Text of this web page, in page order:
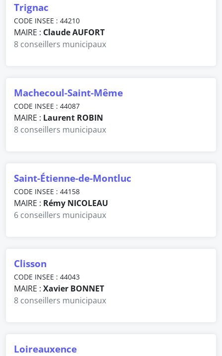
Trignac
CODE INSEE : 44210
MAIRE : Claude AUFORT
8 conseillers municipaux
Machecoul-Saint-Même
CODE INSEE : 44087
MAIRE : Laurent ROBIN
8 conseillers municipaux
Saint-Étienne-de-Montluc
CODE INSEE : 44158
MAIRE : Rémy NICOLEAU
6 conseillers municipaux
Clisson
CODE INSEE : 44043
MAIRE : Xavier BONNET
8 conseillers municipaux
Loireauxence